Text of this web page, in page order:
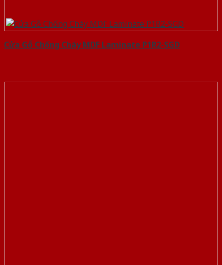
Cửa Gỗ Chống Cháy MDF Laminate P1R2-SGD